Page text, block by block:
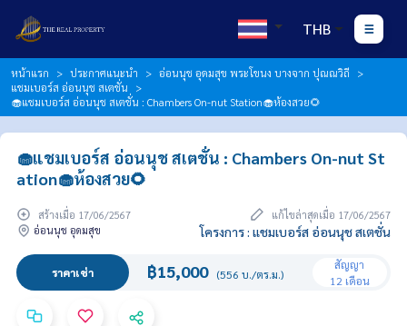
THB
หน้าแรก ประกาศแนะนำ
อ่อนนุช อุดมสุข พระโขนง บางจาก ปุณณวิถี
แชมเบอร์ส อ่อนนุช สเตชั่น
🧁แชมเบอร์ส อ่อนนุช สเตชั่น : Chambers On-nut Station🧁ห้องสวย🌻
🧁แชมเบอร์ส อ่อนนุช สเตชั่น : Chambers On-nut St
ation🧁ห้องสวย🌻
สร้างเมื่อ 17/06/2567
แก้ไขล่าสุดเมื่อ 17/06/2567
อ่อนนุช อุดมสุข
โครงการ : แชมเบอร์ส อ่อนนุช สเตชั่น
ราคาเช่า ฿15,000 (556 บ./ตร.ม.)
สัญญา
12 เดือน